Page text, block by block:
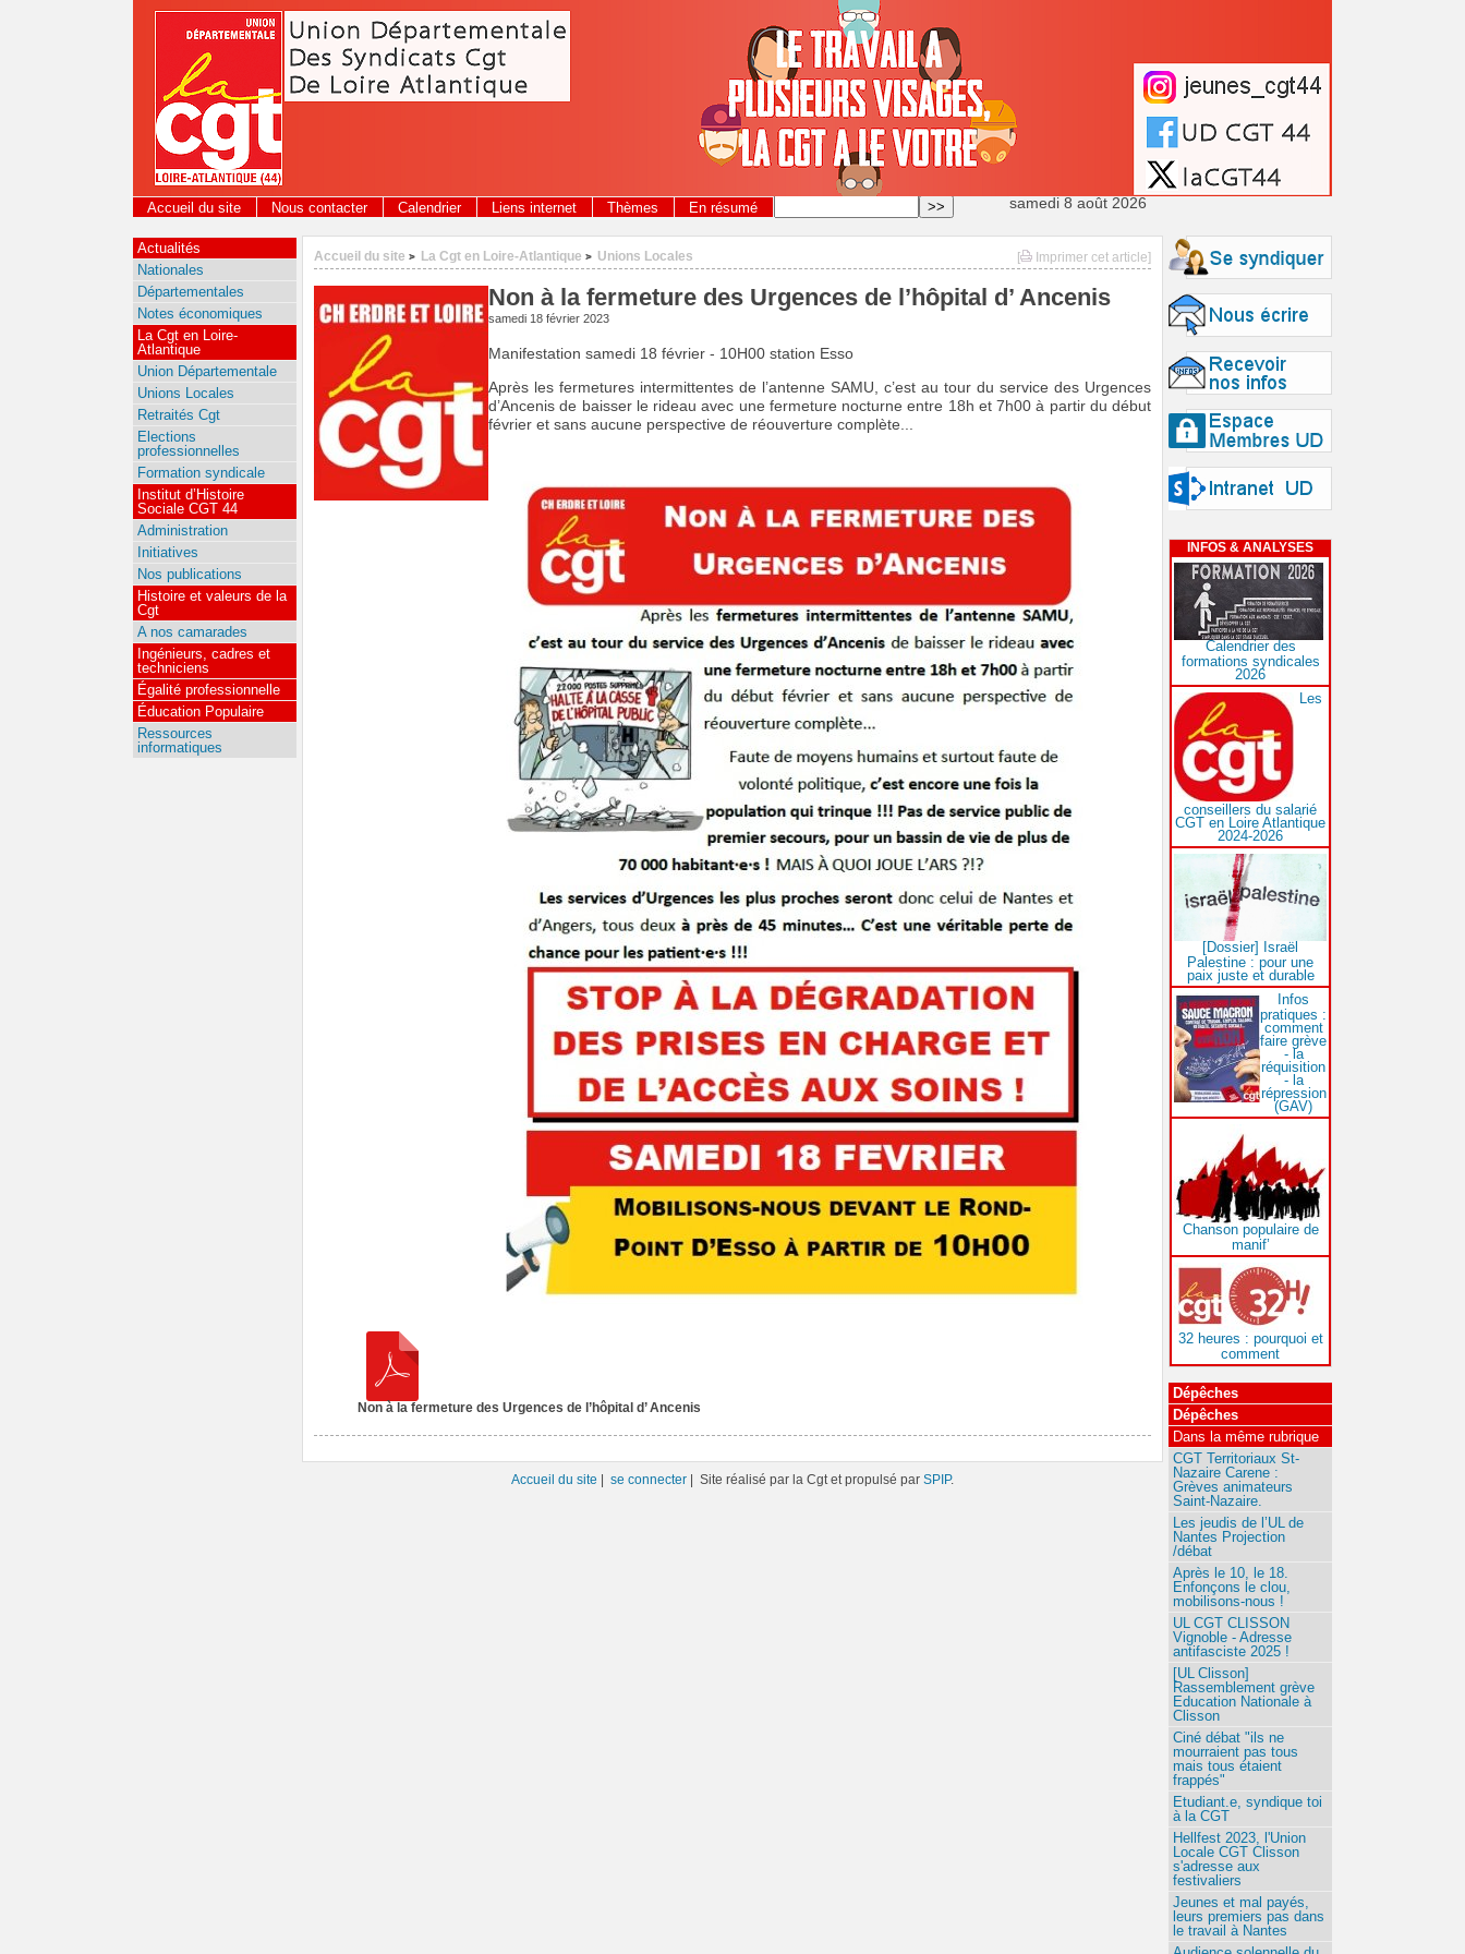
Panneau de gestion des cookies
Accueil du site Nous contacter Calendrier Liens internet Thèmes En résumé samedi 8 août 2026
[ Imprimer cet article]
Accueil du site > La Cgt en Loire-Atlantique > Unions Locales
Non à la fermeture des Urgences de l’hôpital d’ Ancenis
samedi 18 février 2023
Manifestation samedi 18 février - 10H00 station Esso
Après les fermetures intermittentes de l’antenne SAMU, c’est au tour du service des Urgences
d’Ancenis de baisser le rideau avec une fermeture nocturne entre 18h et 7h00 à partir du début
février et sans aucune perspective de réouverture complète...
Non à la fermeture des Urgences de l’hôpital d’ Ancenis
INFOS & ANALYSES
Calendrier des
formations syndicales
2026
Les
conseillers du salarié
CGT en Loire Atlantique
2024-2026
[Dossier] Israël
Palestine : pour une
paix juste et durable
Infos
pratiques :
comment
faire grève
- la
réquisition
- la
répression
(GAV)
Chanson populaire de
manif’
32 heures : pourquoi et
comment
Dépêches
Dépêches
Dans la même rubrique
CGT Territoriaux St-
Nazaire Carene :
Grèves animateurs
Saint-Nazaire.
Les jeudis de l’UL de
Nantes Projection
/débat
Après le 10, le 18.
Enfonçons le clou,
mobilisons-nous !
UL CGT CLISSON
Vignoble - Adresse
antifasciste 2025 !
[UL Clisson]
Rassemblement grève
Education Nationale à
Clisson
Ciné débat "ils ne
mourraient pas tous
mais tous étaient
frappés"
Etudiant.e, syndique toi
à la CGT
Hellfest 2023, l'Union
Locale CGT Clisson
s'adresse aux
festivaliers
Jeunes et mal payés,
leurs premiers pas dans
le travail à Nantes
Actualités
Nationales
Départementales
Notes économiques
La Cgt en Loire-
Atlantique
Union Départementale
Unions Locales
Retraités Cgt
Elections
professionnelles
Formation syndicale
Institut d’Histoire
Sociale CGT 44
Administration
Initiatives
Nos publications
Histoire et valeurs de la
Cgt
A nos camarades
Ingénieurs, cadres et
techniciens
Égalité professionnelle
Éducation Populaire
Ressources
informatiques
Accueil du site | se connecter | Site réalisé par la Cgt et propulsé par SPIP.